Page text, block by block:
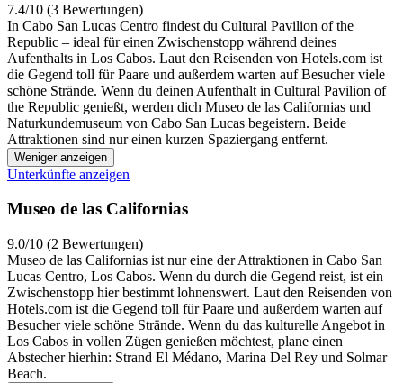
7.4/10 (3 Bewertungen)
In Cabo San Lucas Centro findest du Cultural Pavilion of the
Republic – ideal für einen Zwischenstopp während deines
Aufenthalts in Los Cabos. Laut den Reisenden von Hotels.com ist
die Gegend toll für Paare und außerdem warten auf Besucher viele
schöne Strände. Wenn du deinen Aufenthalt in Cultural Pavilion of
the Republic genießt, werden dich Museo de las Californias und
Naturkundemuseum von Cabo San Lucas begeistern. Beide
Attraktionen sind nur einen kurzen Spaziergang entfernt.
Weniger anzeigen
Unterkünfte anzeigen
Museo de las Californias
9.0/10 (2 Bewertungen)
Museo de las Californias ist nur eine der Attraktionen in Cabo San
Lucas Centro, Los Cabos. Wenn du durch die Gegend reist, ist ein
Zwischenstopp hier bestimmt lohnenswert. Laut den Reisenden von
Hotels.com ist die Gegend toll für Paare und außerdem warten auf
Besucher viele schöne Strände. Wenn du das kulturelle Angebot in
Los Cabos in vollen Zügen genießen möchtest, plane einen
Abstecher hierhin: Strand El Médano, Marina Del Rey und Solmar
Beach.